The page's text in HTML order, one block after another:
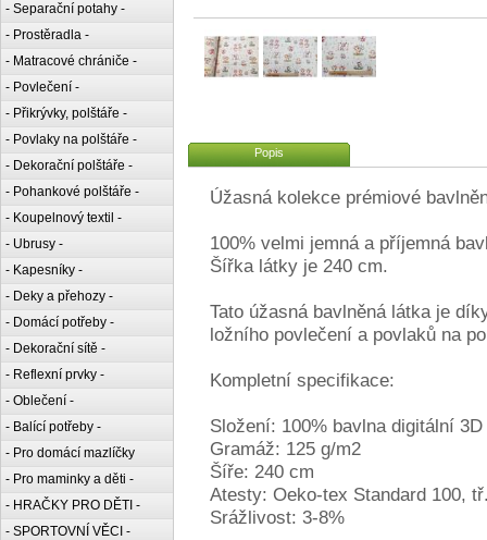
- Separační potahy -
- Prostěradla -
- Matracové chrániče -
- Povlečení -
- Přikrývky, polštáře -
- Povlaky na polštáře -
- Dekorační polštáře -
- Pohankové polštáře -
- Koupelnový textil -
- Ubrusy -
- Kapesníky -
- Deky a přehozy -
- Domácí potřeby -
- Dekorační sítě -
- Reflexní prvky -
- Oblečení -
- Balící potřeby -
- Pro domácí mazlíčky
- Pro maminky a děti -
- HRAČKY PRO DĚTI -
- SPORTOVNÍ VĚCI -
Popis
Úžasná kolekce prémiové
100% velmi jemná a příjemná
Šířka látky je 240 cm.
Tato úžasná bavlněná látka je
ložního povlečení a povlaků na
Kompletní specifikace:
Složení: 100% bavlna digitální
Gramáž: 125 g/m2
Šíře: 240 cm
Atesty: Oeko-tex Standard 100,
Srážlivost: 3-8%